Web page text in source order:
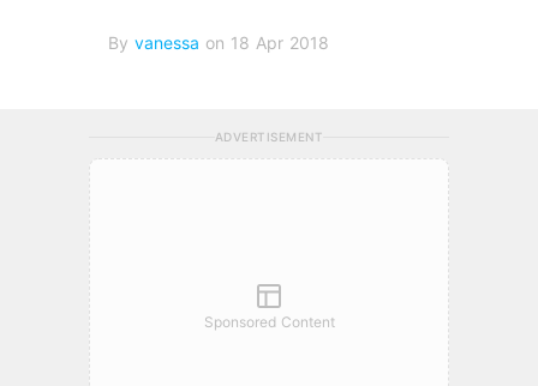
By vanessa on 18 Apr 2018
ADVERTISEMENT
Sponsored Content